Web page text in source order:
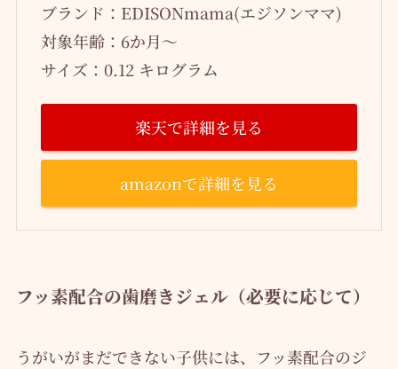
ブランド：EDISONmama(エジソンママ)
対象年齢：6か月～
サイズ：0.12 キログラム
楽天で詳細を見る
amazonで詳細を見る
フッ素配合の歯磨きジェル（必要に応じて）
うがいがまだできない子供には、フッ素配合のジ